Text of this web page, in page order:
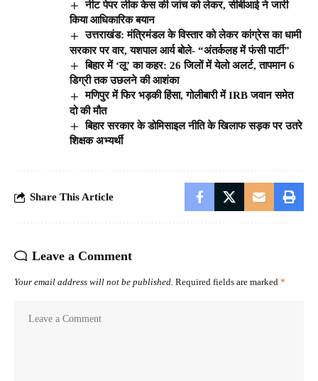
नीट पेपर लीक केस की जांच को लेकर, सीबीआई ने जारी
किया आधिकारिक बयान
उत्तराखंड: मंत्रिमंडल के विस्तार को लेकर कांग्रेस का धामी
सरकार पर वार, यशपाल आर्य बोले- “अंतर्कलह में फंसी पार्टी”
बिहार में ‘लू’ का कहर: 26 जिलों में येलो अलर्ट, तापमान 6
डिग्री तक उछलने की आशंका
मणिपुर में फिर भड़की हिंसा, गोलीबारी में IRB जवान समेत
दो की मौत
बिहार सरकार के डोमिसाइल नीति के खिलाफ सड़क पर उतरे
शिक्षक अभ्‍यर्थी
Share This Article
Leave a Comment
Your email address will not be published. Required fields are marked *